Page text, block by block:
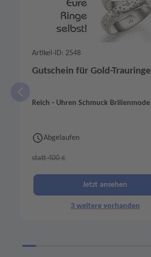
Artikel-ID: 2548
Gutschein für Gold-Trauringe
Reich - Uhren Schmuck Brillenmode
Abgelaufen
statt 400 €
Jetzt ansehen
3 weitere vorhanden